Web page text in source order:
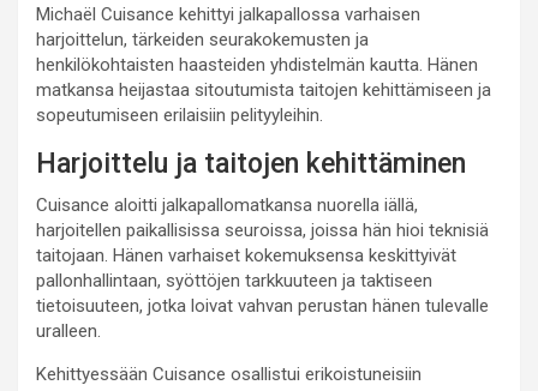
Michaël Cuisance kehittyi jalkapallossa varhaisen
harjoittelun, tärkeiden seurakokemusten ja
henkilökohtaisten haasteiden yhdistelmän kautta. Hänen
matkansa heijastaa sitoutumista taitojen kehittämiseen ja
sopeutumiseen erilaisiin pelityyleihin.
Harjoittelu ja taitojen kehittäminen
Cuisance aloitti jalkapallomatkansa nuorella iällä,
harjoitellen paikallisissa seuroissa, joissa hän hioi teknisiä
taitojaan. Hänen varhaiset kokemuksensa keskittyivät
pallonhallintaan, syöttöjen tarkkuuteen ja taktiseen
tietoisuuteen, jotka loivat vahvan perustan hänen tulevalle
uralleen.
Kehittyessään Cuisance osallistui erikoistuneisiin